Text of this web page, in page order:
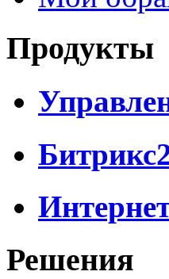
Продукты
Решения